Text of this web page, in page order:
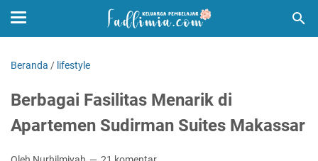
Beranda / lifestyle
Berbagai Fasilitas Menarik di
Apartemen Sudirman Suites Makassar